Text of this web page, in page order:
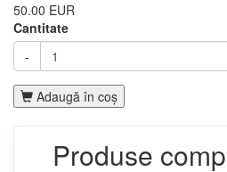
50.00 EUR
Cantitate
-
Adaugă în coş
Produse